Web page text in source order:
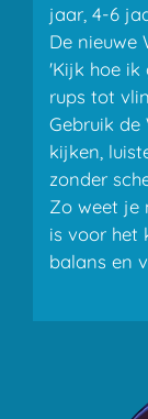
jaar, 4-6
De nieuwe
'Kijk hoe ik
rups tot
Gebruik de
kijken,
zonder
Zo weet je
is voor het
balans en